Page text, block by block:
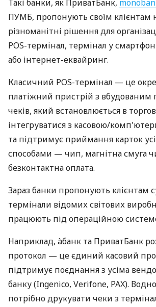
Такі банки, як ПриватБанк,
ПУМБ, пропонують своїм клієнтам
різноманітні рішення для
POS-термінал, термінал у
або інтернет-еквайринг.
Класичний POS-термінал — це
платіжний пристрій з
чеків, який встановлюється в
інтегруватися з касовою/
та підтримує приймання карток
способами — чип, магнітна смуга
безконтактна оплата.
Зараз банки пропонують клієнтам
термінали відомих світових
працюють під операційною
Наприклад, àбанк та ПриватБанк
протокол — це єдиний касовий
підтримує поєднання з усіма
банку (Ingenico, Verifone, PAX).
потрібно друкувати чеки з